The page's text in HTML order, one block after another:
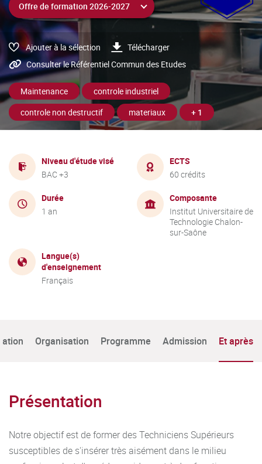
Ajouter à la sélection
Télécharger
Consulter le Référentiel Commun des Etudes
Maintenance
controle industriel
controle non destructif
materiaux + 1
Niveau d'étude visé
BAC +3
ECTS
60 crédits
Durée
1 an
Composante
Institut Universitaire de
Technologie Chalon-
sur-Saône
Langue(s)
d'enseignement
Français
Organisation Programme Admission Et après
Présentation
Notre objectif est de former des Techniciens Supérieurs
susceptibles de s'insérer très aisément dans le milieu